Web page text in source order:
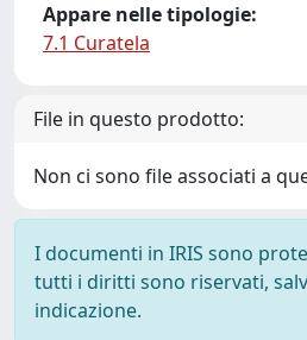
Appare nelle tipologie:
7.1 Curatela
File in questo prodotto:
Non ci sono file associati a
I documenti in IRIS sono
tutti i diritti sono riservati,
indicazione.